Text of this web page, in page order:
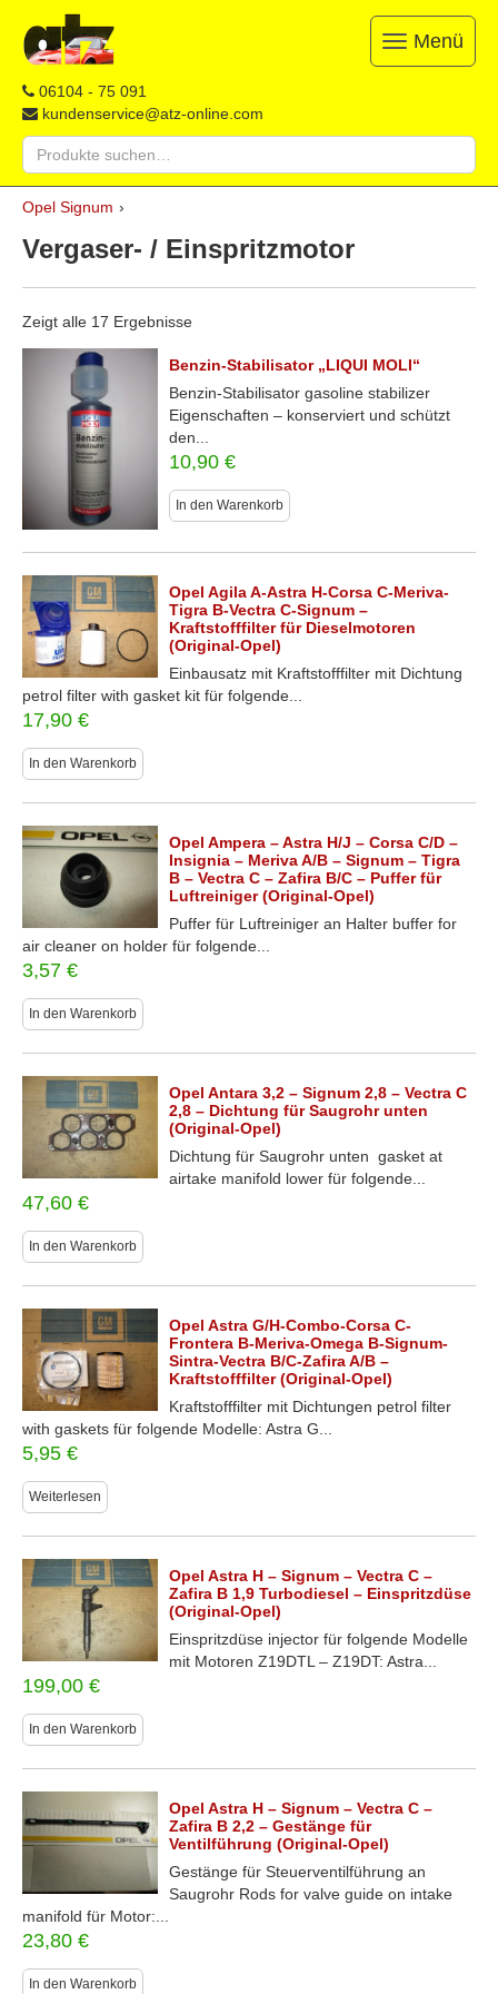
ATZ
Opel-
Ersatzteile
Restauration,
Reparatur
&
Ersatzteile
&
Onlineshop
06104 - 75 091
kundenservice@atz-online.com
Suche
nach:
Toggle
navigation
Menü
Skip
content
Opel Signum ›
Vergaser- / Einspritzmotor
Zeigt alle 17 Ergebnisse
Benzin-Stabilisator „LIQUI MOLI“
Benzin-Stabilisator gasoline stabilizer
Eigenschaften – konserviert und schützt
den...
10,90€
In den Warenkorb
Opel Agila A-Astra H-Corsa C-Meriva-
Tigra B-Vectra C-Signum –
Kraftstofffilter für Dieselmotoren
(Original-Opel)
Einbausatz mit Kraftstofffilter mit Dichtung
petrol filter with gasket kit für folgende...
17,90 €
In den Warenkorb
Opel Ampera – Astra H/J – Corsa C/D –
Insignia – Meriva A/B – Signum – Tigra
B – Vectra C – Zafira B/C – Puffer für
Luftreiniger (Original-Opel)
Puffer für Luftreiniger an Halter buffer for
air cleaner on holder für folgende...
3,57 €
In den Warenkorb
Opel Antara 3,2 – Signum 2,8 – Vectra C
2,8 – Dichtung für Saugrohr unten
(Original-Opel)
Dichtung für Saugrohr unten gasket at
airtake manifold lower für folgende...
47,60 €
In den Warenkorb
Opel Astra G/H-Combo-Corsa C-
Frontera B-Meriva-Omega B-Signum-
Sintra-Vectra B/C-Zafira A/B –
Kraftstofffilter (Original-Opel)
Kraftstofffilter mit Dichtungen petrol filter
with gaskets für folgende Modelle: Astra G...
5,95 €
Weiterlesen
Opel Astra H – Signum – Vectra C –
Zafira B 1,9 Turbodiesel – Einspritzdüse
(Original-Opel)
Einspritzdüse injector für folgende Modelle
mit Motoren Z19DTL – Z19DT: Astra...
199,00 €
In den Warenkorb
Opel Astra H – Signum – Vectra C –
Zafira B 2,2 – Gestänge für
Ventilführung (Original-Opel)
Gestänge für Steuerventilführung an
Saugrohr Rods for valve guide on intake
manifold für Motor:...
23,80 €
In den Warenkorb